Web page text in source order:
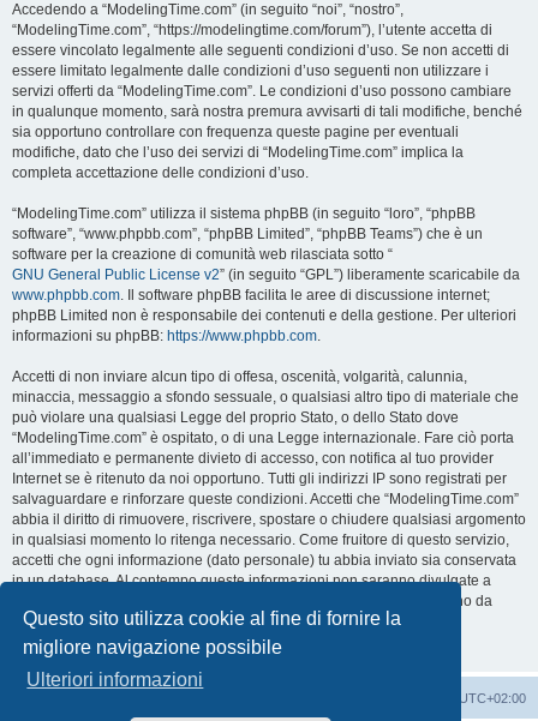
Questo sito utilizza cookie al fine di fornire la
migliore navigazione possibile
Ulteriori informazioni
Accedendo a “ModelingTime.com” (in seguito “noi”, “nostro”,
“ModelingTime.com”, “https://modelingtime.com/forum”), l’utente accetta di
essere vincolato legalmente alle seguenti condizioni d’uso. Se non accetti di
essere limitato legalmente dalle condizioni d’uso seguenti non utilizzare i
servizi offerti da “ModelingTime.com”. Le condizioni d’uso possono cambiare
in qualunque momento, sarà nostra premura avvisarti di tali modifiche, benché
sia opportuno controllare con frequenza queste pagine per eventuali
modifiche, dato che l’uso dei servizi di “ModelingTime.com” implica la
completa accettazione delle condizioni d’uso.
“ModelingTime.com” utilizza il sistema phpBB (in seguito “loro”, “phpBB
software”, “www.phpbb.com”, “phpBB Limited”, “phpBB Teams”) che è un
software per la creazione di comunità web rilasciata sotto “
GNU General Public License v2” (in seguito “GPL”) liberamente scaricabile da
www.phpbb.com. Il software phpBB facilita le aree di discussione internet;
phpBB Limited non è responsabile dei contenuti e della gestione. Per ulteriori
informazioni su phpBB: https://www.phpbb.com.
Accetti di non inviare alcun tipo di offesa, oscenità, volgarità, calunnia,
minaccia, messaggio a sfondo sessuale, o qualsiasi altro tipo di materiale che
può violare una qualsiasi Legge del proprio Stato, o dello Stato dove
“ModelingTime.com” è ospitato, o di una Legge internazionale. Fare ciò porta
all’immediato e permanente divieto di accesso, con notifica al tuo provider
Internet se è ritenuto da noi opportuno. Tutti gli indirizzi IP sono registrati per
salvaguardare e rinforzare queste condizioni. Accetti che “ModelingTime.com”
abbia il diritto di rimuovere, riscrivere, spostare o chiudere qualsiasi argomento
in qualsiasi momento lo ritenga necessario. Come fruitore di questo servizio,
accetti che ogni informazione (dato personale) tu abbia inviato sia conservata
in un database. Al contempo queste informazioni non saranno divulgate a
nessuno senza il tuo consenso, né “ModelingTime.com” o phpBB sono da
ritenersi responsabili per qualsiasi violazione al sistema che possa
compromettere queste informazioni.
UTC+02:00